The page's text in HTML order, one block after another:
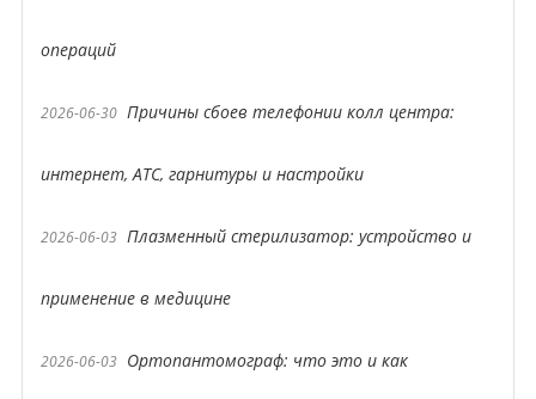
операций
2026-06-30 Причины сбоев телефонии колл центра:
интернет, АТС, гарнитуры и настройки
2026-06-03 Плазменный стерилизатор: устройство и
применение в медицине
2026-06-03 Ортопантомограф: что это и как